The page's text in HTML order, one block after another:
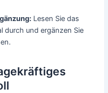
Lesen Sie das
durch und ergänzen Sie